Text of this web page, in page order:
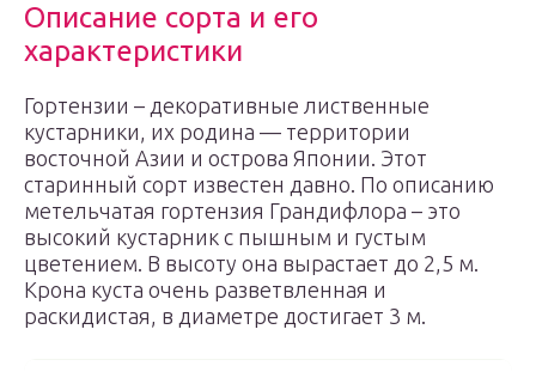
Описание сорта и его
характеристики
Гортензии – декоративные лиственные
кустарники, их родина — территории
восточной Азии и острова Японии. Этот
старинный сорт известен давно. По описанию
метельчатая гортензия Грандифлора – это
высокий кустарник с пышным и густым
цветением. В высоту она вырастает до 2,5 м.
Крона куста очень разветвленная и
раскидистая, в диаметре достигает 3 м.